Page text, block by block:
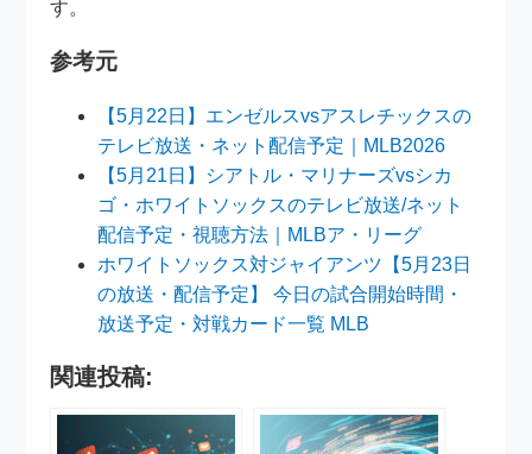
す。
参考元
【5月22日】エンゼルスvsアスレチックスの
テレビ放送・ネット配信予定｜MLB2026
【5月21日】シアトル・マリナーズvsシカ
ゴ・ホワイトソックスのテレビ放送/ネット
配信予定・視聴方法｜MLBア・リーグ
ホワイトソックス対ジャイアンツ【5月23日
の放送・配信予定】 今日の試合開始時間・
放送予定・対戦カード一覧 MLB
関連投稿: